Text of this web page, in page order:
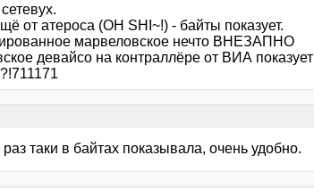
от атероса (OH SHI~!) - байты показует.
марвеловское нечто ВНЕЗАПНО
девайсо на контраллёре от ВИА показует
таки в байтах показывала, очень удобно.